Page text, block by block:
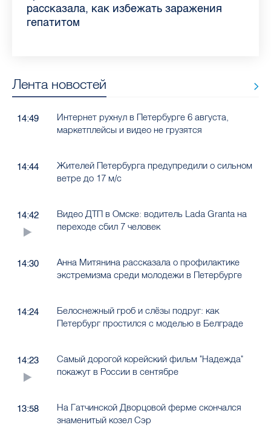
Ленобласти во II квартале 2026 года
рассказала, как избежать заражения
гепатитом
конкурс
работающих родителей
главные вопросы о заболевании
в жару
Лента новостей
14:49
Интернет рухнул в Петербурге 6 августа,
маркетплейсы и видео не грузятся
14:44
Жителей Петербурга предупредили о сильном
ветре до 17 м/с
14:42
Видео ДТП в Омске: водитель Lada Granta на
переходе сбил 7 человек
14:30
Анна Митянина рассказала о профилактике
экстремизма среди молодежи в Петербурге
14:24
Белоснежный гроб и слёзы подруг: как
Петербург простился с моделью в Белграде
14:23
Самый дорогой корейский фильм "Надежда"
покажут в России в сентябре
13:58
На Гатчинской Дворцовой ферме скончался
знаменитый козел Сэр